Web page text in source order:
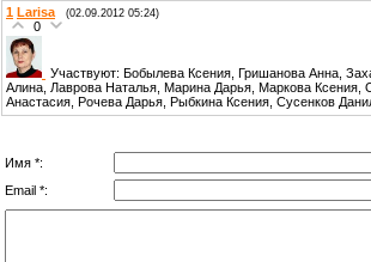
1 Larisa (02.09.2012 05:24)
0
Участвуют: Бобылева Ксения, Гришанова Анна,
Алина, Лаврова Наталья, Марина Дарья, Маркова Ксения,
Анастасия, Рочева Дарья, Рыбкина Ксения, Сусенков
Имя *:
Email *: